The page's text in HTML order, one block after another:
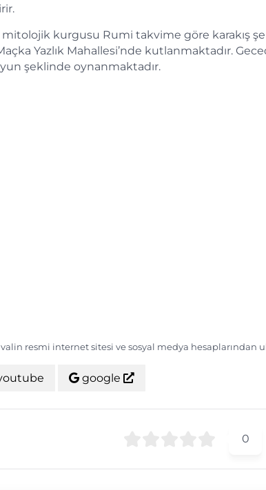
kurgusu Rumi takvime göre karakış
Yazlık Mahallesi’nde kutlanmaktadır.
şeklinde oynanmaktadır.
resmi internet sitesi ve sosyal medya hesaplarından
google
0